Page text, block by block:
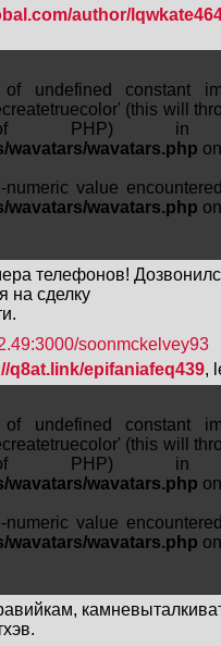
author/
undefined constant
(this will
of PHP)
wavatars/wavatars.php
numeric value
wavatars/wavatars.php
телефонов!
на сделку
soonmckelvey93
q8at.link/epifaniafeq439,
undefined constant
(this will
of PHP)
wavatars/wavatars.php
numeric value
wavatars/wavatars.php